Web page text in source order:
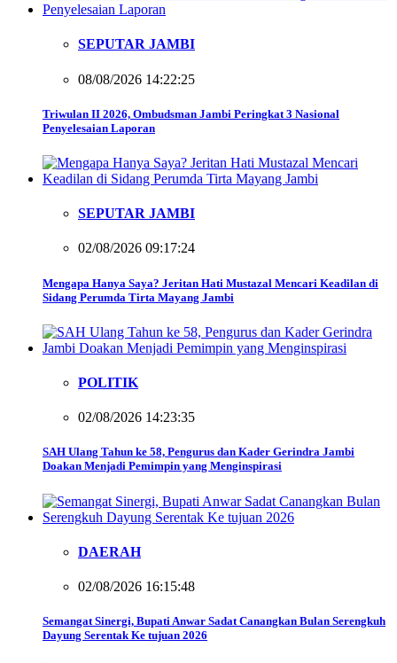
SEPUTAR JAMBI
08/08/2026 14:22:25
Triwulan II 2026, Ombudsman Jambi Peringkat 3 Nasional
Penyelesaian Laporan
SEPUTAR JAMBI
02/08/2026 09:17:24
Mengapa Hanya Saya? Jeritan Hati Mustazal Mencari Keadilan di
Sidang Perumda Tirta Mayang Jambi
POLITIK
02/08/2026 14:23:35
SAH Ulang Tahun ke 58, Pengurus dan Kader Gerindra Jambi
Doakan Menjadi Pemimpin yang Menginspirasi
DAERAH
02/08/2026 16:15:48
Semangat Sinergi, Bupati Anwar Sadat Canangkan Bulan Serengkuh
Dayung Serentak Ke tujuan 2026